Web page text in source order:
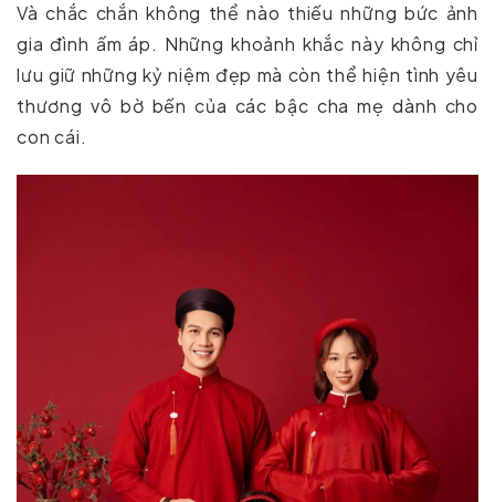
Và chắc chắn không thể nào thiếu những bức ảnh
gia đình ấm áp. Những khoảnh khắc này không chỉ
lưu giữ những kỷ niệm đẹp mà còn thể hiện tình yêu
thương vô bờ bến của các bậc cha mẹ dành cho
con cái.